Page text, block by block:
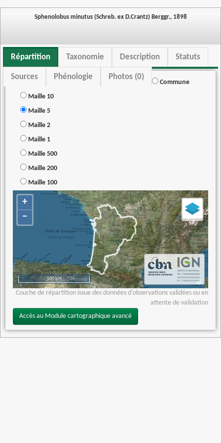
Sphenolobus minutus (Schreb. ex D.Crantz) Berggr., 1898
Répartition Taxonomie Description Statuts
Sources Phénologie Photos (0)
Commune
Maille 10
Maille 5
Maille 2
Maille 1
Maille 500
Maille 200
Maille 100
+
−
500 km
Couche de répartition issue des données d'observations validées ou en
attente de validation
Accès au Module cartographique avancé